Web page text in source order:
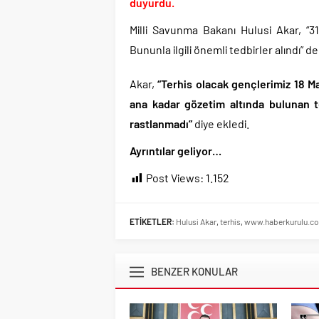
CHP içindeki
3 CHP’li Belediye
Parti dün kuruldu il
Milli Savunma Bakanı Hulusi Akar,
Bununla ilgili önemli tedbirler alındı”
Akar, “Terhis olacak gençlerimiz 18
ana kadar gözetim altında bulunan
rastlanmadı” diye ekledi.
Ayrıntılar geliyor…
Post Views: 1.152
ETİKETLER: Hulusi Akar, terhis,
BENZER KONULAR